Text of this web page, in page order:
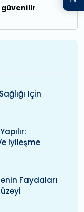
güvenilir
Için
Iyileşme
Faydaları